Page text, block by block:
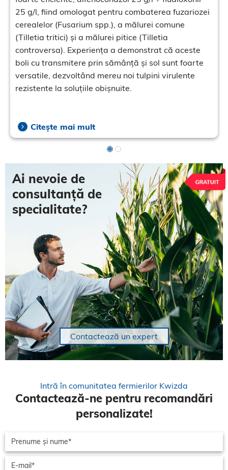
25 g/l, fiind omologat pentru combaterea fuzariozei
cerealelor (Fusarium spp.), a mălurei comune
(Tilletia tritici) și a mălurei pitice (Tilletia
controversa). Experiența a demonstrat că aceste
boli cu transmitere prin sămânță și sol sunt foarte
versatile, dezvoltând mereu noi tulpini virulente
rezistente la soluțiile obișnuite.
Citește mai mult
Ai nevoie de
consultanță de
specialitate?
Contactează un expert
Intră în comunitatea fermierilor Kwizda
Contactează-ne pentru recomandări
personalizate!